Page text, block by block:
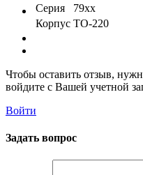
Серия
79xx
Корпус TO-220
Чтобы оставить отзыв,
войдите с Вашей учетной
Войти
Задать вопрос